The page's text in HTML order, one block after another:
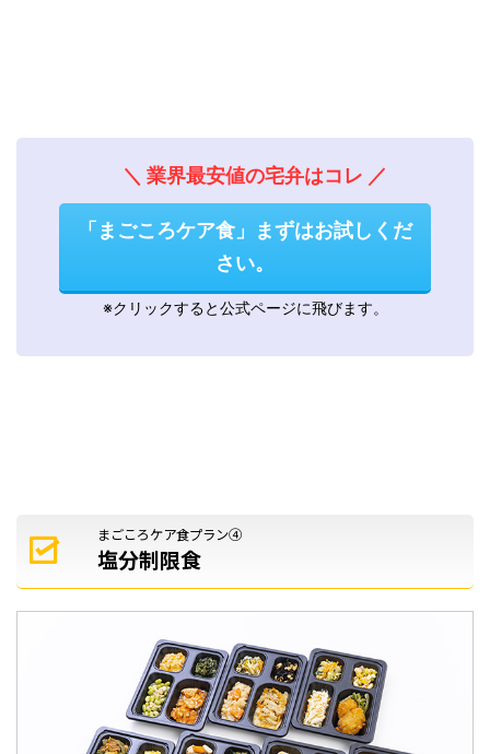
＼ 業界最安値の宅弁はコレ ／
「まごころケア食」まずはお試しくだ
さい。
※クリックすると公式ページに飛びます。
まごころケア食プラン④
塩分制限食